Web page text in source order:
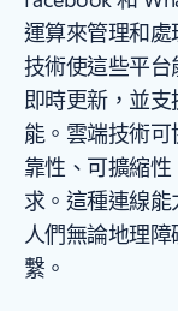
運算來管理和
技術使這些平
即時更新，並
能。雲端技術
靠性、可擴縮
求。這種連線
人們無論地理
繫。